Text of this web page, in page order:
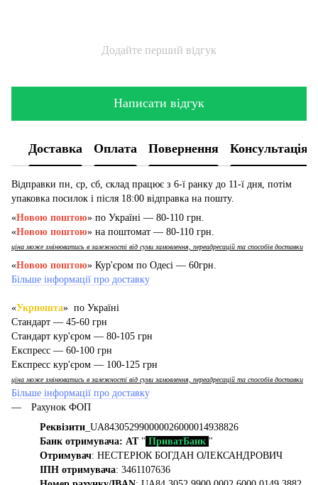
Додайте перший відгук
Написати відгук
Доставка Оплата Повернення Консультація
Відправки пн, ср, сб, склад працює з 6-ї ранку до 11-ї дня, потім
упаковка посилок і після 18:00 відправка на пошту.
«Новою поштою» по Україні — 80-110 грн.
«Новою поштою» на поштомат — 80-110 грн.
ціна може змінюватись в залежності від суми замовлення, переадресацій та способів доставки
«Новою поштою» Кур'єром по Одесі — 60грн.
Більше інформації про доставку
«Укрпошта» по Україні
Стандарт — 45-60 грн
Стандарт кур'єром — 80-105 грн
Експресс — 60-100 грн
Експресс кур'єром — 100-125 грн
ціна може змінюватись в залежності від суми замовлення, переадресацій та способів доставки
Більше інформації про доставку
Рахунок ФОП
Реквізити _UA843052990000026000014938826
Банк отримувача: АТ" ПриватБанк "
Отримувач: НЕСТЕРЮК БОГДАН ОЛЕКСАНДРОВИЧ
ІПН отримувача: 3461107636